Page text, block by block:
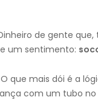
de gente
um sentimento:
que mais dói é a
com um tubo no